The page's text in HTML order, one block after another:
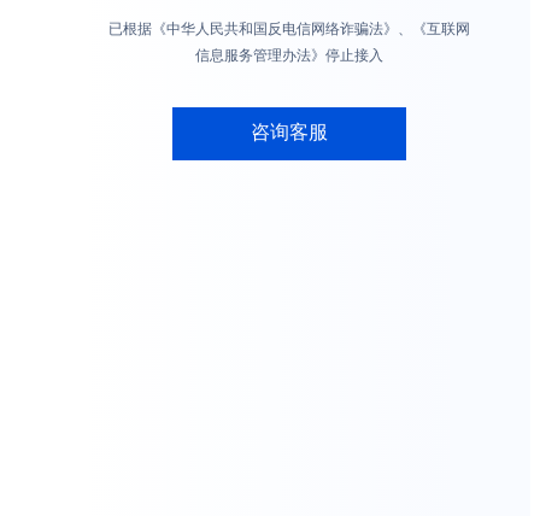
已根据《中华人民共和国反电信网络诈骗法》、《互联网
信息服务管理办法》停止接入
咨询客服